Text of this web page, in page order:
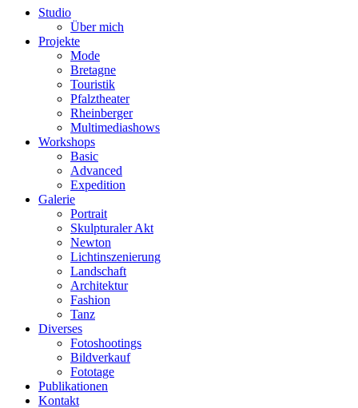
Studio
Über mich
Projekte
Mode
Bretagne
Touristik
Pfalztheater
Rheinberger
Multimediashows
Workshops
Basic
Advanced
Expedition
Galerie
Portrait
Skulpturaler Akt
Newton
Lichtinszenierung
Landschaft
Architektur
Fashion
Tanz
Diverses
Fotoshootings
Bildverkauf
Fototage
Publikationen
Kontakt